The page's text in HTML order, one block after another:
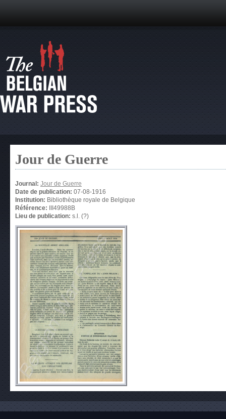
Jour de Guerre
Journal: Jour de Guerre
Date de publication: 07-08-1916
Institution: Bibliothèque royale de Belgique
Référence:
III49988B
Lieu de publication: s.l. (?)